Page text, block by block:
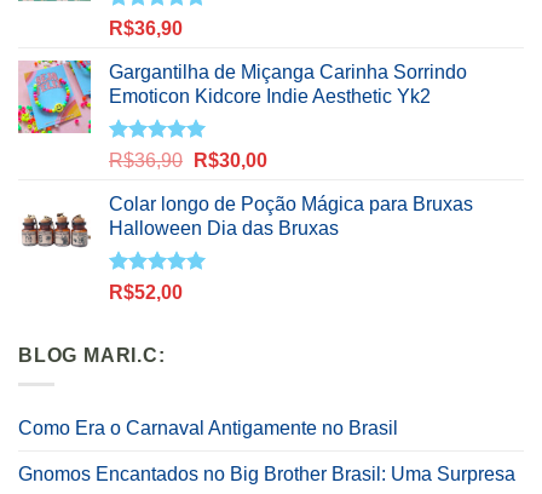
Avaliação
R$36,90
Gargantilha de Miçanga Carinha Sorrindo
Emoticon Kidcore Indie Aesthetic Yk2
Avaliação
R$36,90 O
original
era:
R$36,90.
R$30,00O
atual
é:
Colar longo de Poção Mágica para Bruxas
Halloween Dia das Bruxas
Avaliação
R$52,00
BLOG MARI.C:
Como Era o Carnaval Antigamente no Brasil
Gnomos Encantados no Big Brother Brasil: Uma Surpresa